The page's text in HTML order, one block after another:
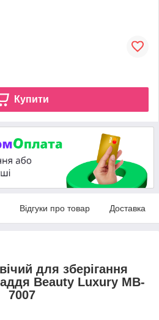
Купити
Відгуки про товар Доставка
для зберігання
Beauty Luxury MB-
7007